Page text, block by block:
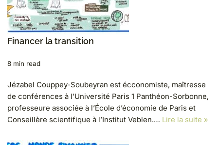
Financer la transition
8 min read
Jézabel Couppey-Soubeyran est écconomiste, maîtresse
de conférences à l’Université Paris 1 Panthéon-Sorbonne,
professeure associée à l’École d’économie de Paris et
Conseillère scientifique à l’Institut Veblen.… Lire la suite »